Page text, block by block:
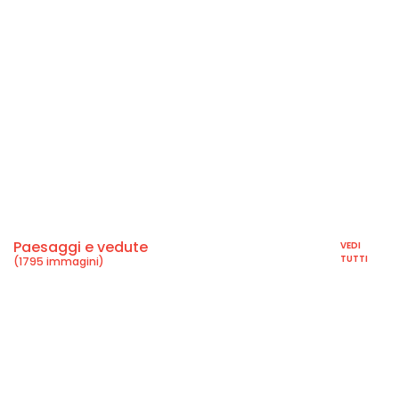
Paesaggi e vedute
(1795 immagini)
VEDI
TUTTI